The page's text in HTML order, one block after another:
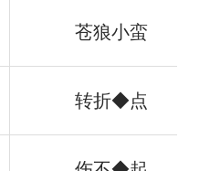
苍狼小蛮
转折◆点